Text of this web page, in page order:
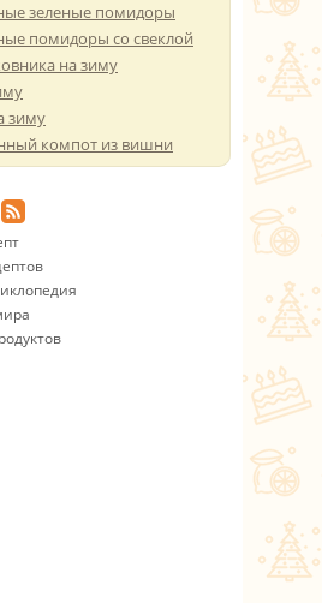
зеленые помидоры
помидоры со свеклой
на зиму
зиму
компот из вишни